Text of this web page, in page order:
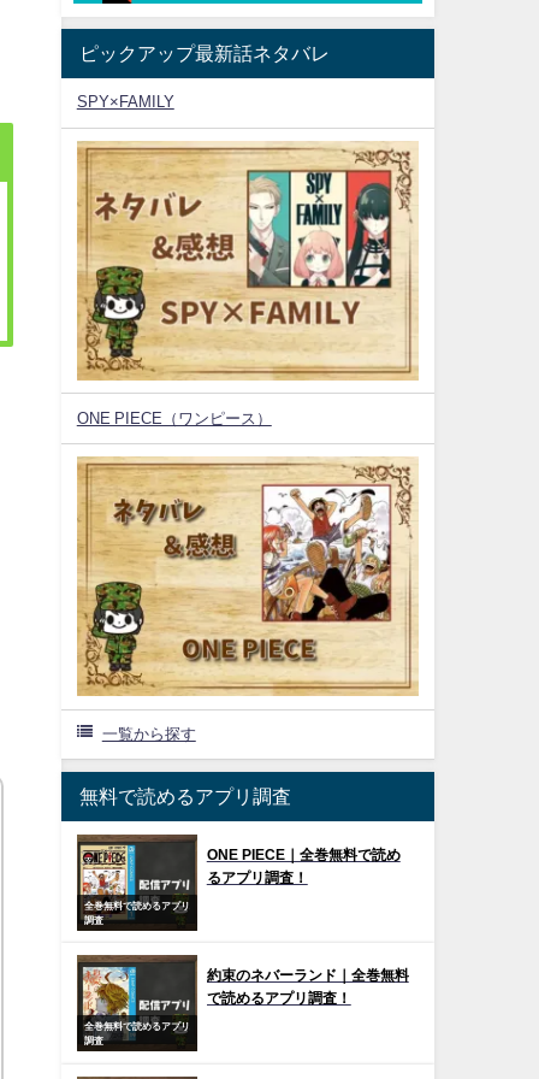
ピックアップ最新話ネタバレ
SPY×FAMILY
ONE PIECE（ワンピース）
一覧から探す
無料で読めるアプリ調査
全巻無料で読めるアプリ
調査
ONE PIECE｜全巻無料で読め
るアプリ調査！
全巻無料で読めるアプリ
調査
約束のネバーランド｜全巻無料
で読めるアプリ調査！